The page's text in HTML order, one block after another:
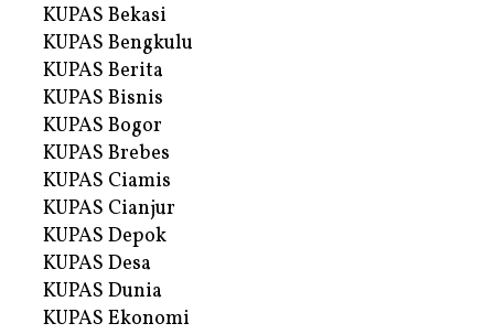
KUPAS Bekasi
KUPAS Bengkulu
KUPAS Berita
KUPAS Bisnis
KUPAS Bogor
KUPAS Brebes
KUPAS Ciamis
KUPAS Cianjur
KUPAS Depok
KUPAS Desa
KUPAS Dunia
KUPAS Ekonomi